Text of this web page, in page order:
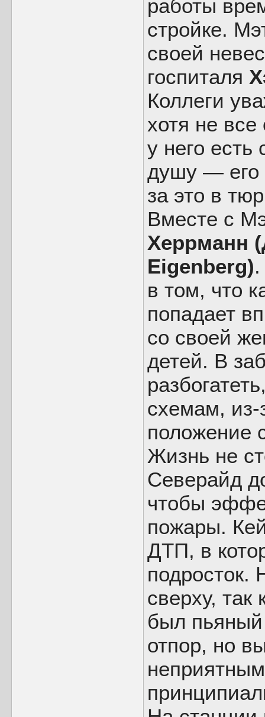
работы
стройке.
своей
госпиталя
Коллеги
хотя не
у него есть
душу — его
за это в
Вместе с
Херрманн
Eigenberg)
в том, что
попадает
со своей
детей. В
схемам, из-
положение
Жизнь не
Северайд
чтобы
пожары.
ДТП, в
подросток.
сверху,
был пьяный
отпор, но